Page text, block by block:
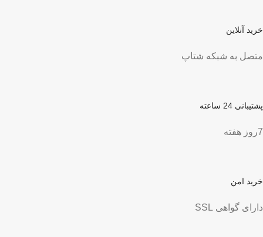
خرید آنلاین
متصل به شبکه شتاپ
پشتیبانی 24 ساعته
7روز هفته
خرید امن
دارای گواهی SSL